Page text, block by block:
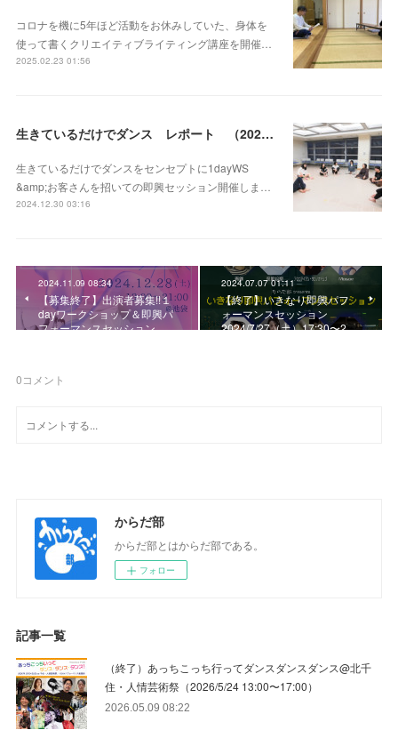
コロナを機に5年ほど活動をお休みしていた、身体を
使って書くクリエイティブライティング講座を開催…
2025.02.23 01:56
生きているだけでダンス レポート （2024/12/28 13:00〜21:00）
生きているだけでダンスをセンセプトに1dayWS
&amp;お客さんを招いての即興セッション開催しま…
2024.12.30 03:16
2024.11.09 08:34
【募集終了】出演者募集!!１
dayワークショップ＆即興パ
フォーマンスセッション…
2024.07.07 01:11
【終了】いきなり即興パフ
ォーマンスセッション
2024/7/27（土）17:30〜2…
0コメント
からだ部
からだ部とはからだ部である。
フォロー
記事一覧
（終了）あっちこっち行ってダンスダンスダンス@北千
住・人情芸術祭（2026/5/24 13:00〜17:00）
2026.05.09 08:22